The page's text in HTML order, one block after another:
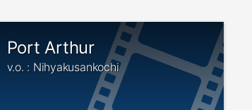
Port Arthur
v.o. : Nihyakusankochi